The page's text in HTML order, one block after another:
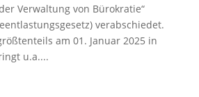
Verwaltung von Bürokratie“
verabschiedet.
am 01. Januar 2025 in
u.a....